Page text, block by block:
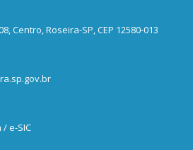
Centro, Roseira-SP, CEP 12580-013
e-SIC